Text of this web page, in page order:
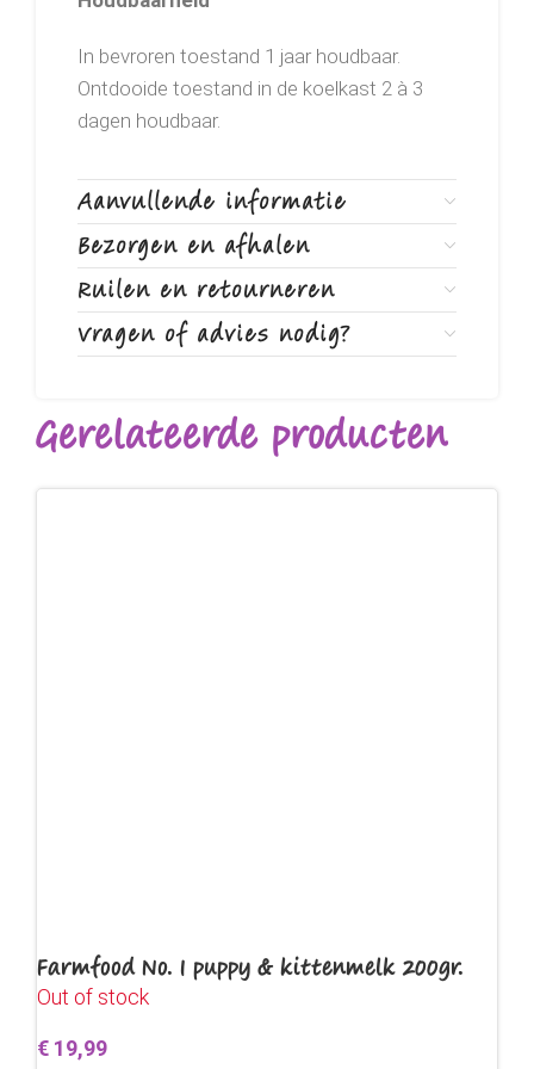
In bevroren toestand 1 jaar houdbaar.
Ontdooide toestand in de koelkast 2 à 3
dagen houdbaar.
Aanvullende informatie
Bezorgen en afhalen
Ruilen en retourneren
Vragen of advies nodig?
Gerelateerde producten
Farmfood No. 1 puppy & kittenmelk 200gr.
Out of stock
€ 19,99